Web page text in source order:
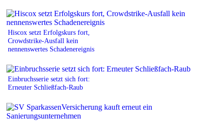
Hiscox setzt Erfolgskurs fort,
Crowdstrike-Ausfall kein
nennenswertes Schadenereignis
Einbruchsserie setzt sich fort:
Erneuter Schließfach-Raub